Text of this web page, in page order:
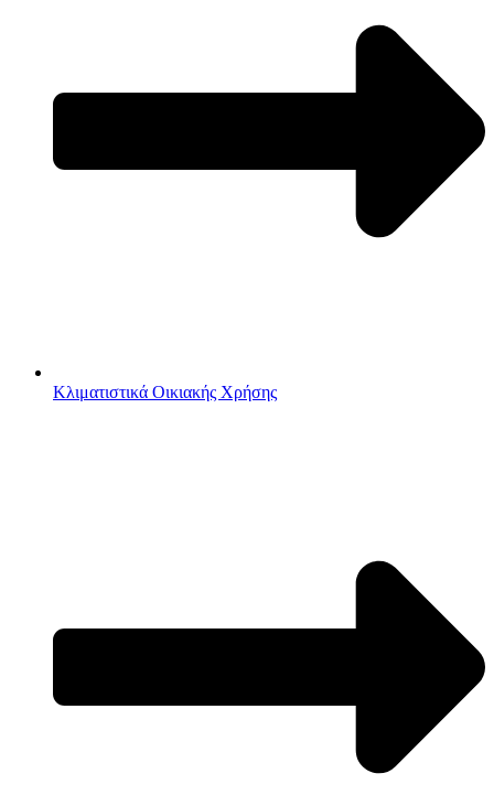
Κλιματιστικά Οικιακής Χρήσης